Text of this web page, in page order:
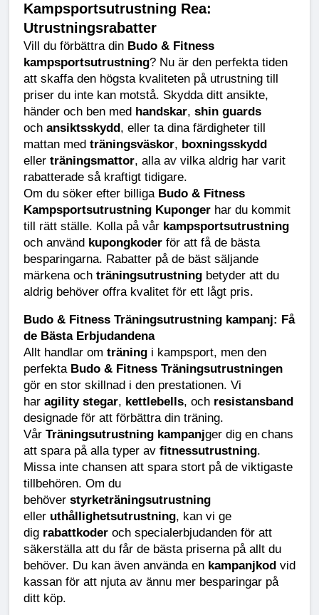
Kampsportsutrustning Rea:
Utrustningsrabatter
Vill du förbättra din Budo & Fitness
kampsportsutrustning? Nu är den perfekta tiden
att skaffa den högsta kvaliteten på utrustning till
priser du inte kan motstå. Skydda ditt ansikte,
händer och ben med handskar, shin guards
och ansiktsskydd, eller ta dina färdigheter till
mattan med träningsväskor, boxningsskydd
eller träningsmattor, alla av vilka aldrig har varit
rabatterade så kraftigt tidigare.
Om du söker efter billiga Budo & Fitness
Kampsportsutrustning Kuponger har du kommit
till rätt ställe. Kolla på vår kampsportsutrustning
och använd kupongkoder för att få de bästa
besparingarna. Rabatter på de bäst säljande
märkena och träningsutrustning betyder att du
aldrig behöver offra kvalitet för ett lågt pris.
Budo & Fitness Träningsutrustning kampanj: Få
de Bästa Erbjudandena
Allt handlar om träning i kampsport, men den
perfekta Budo & Fitness Träningsutrustningen
gör en stor skillnad i den prestationen. Vi
har agility stegar, kettlebells, och resistansband
designade för att förbättra din träning.
Vår Träningsutrustning kampanjger dig en chans
att spara på alla typer av fitnessutrustning.
Missa inte chansen att spara stort på de viktigaste
tillbehören. Om du
behöver styrketräningsutrustning
eller uthållighetsutrustning, kan vi ge
dig rabattkoder och specialerbjudanden för att
säkerställa att du får de bästa priserna på allt du
behöver. Du kan även använda en kampanjkod vid
kassan för att njuta av ännu mer besparingar på
ditt köp.